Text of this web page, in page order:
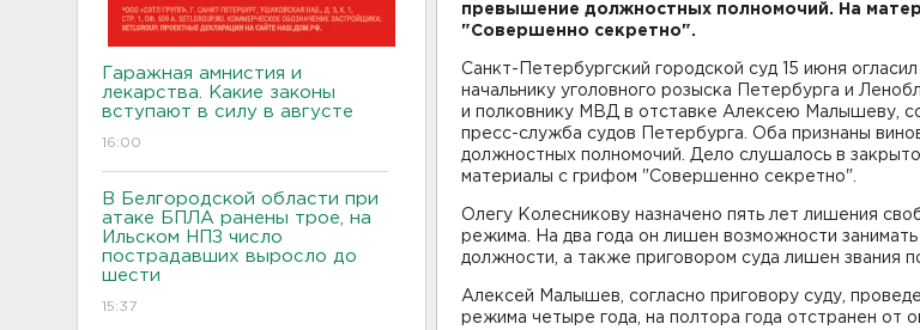
Гаражная амнистия и
лекарства. Какие законы
вступают в силу в августе
16:00
В Белгородской области при
атаке БПЛА ранены трое, на
Ильском НПЗ число
пострадавших выросло до
шести
15:37
превышение должностных полномочий. На
"Совершенно секретно".
Санкт-Петербургский городской суд 15 июня
начальнику уголовного розыска Петербурга и
и полковнику МВД в отставке Алексею Малышеву,
пресс-служба судов Петербурга. Оба признаны
должностных полномочий. Дело слушалось в
материалы с грифом "Совершенно секретно".
Олегу Колесникову назначено пять лет лишения
режима. На два года он лишен возможности
должности, а также приговором суда лишен звания
Алексей Малышев, согласно приговору суду,
режима четыре года, на полтора года отстранен от